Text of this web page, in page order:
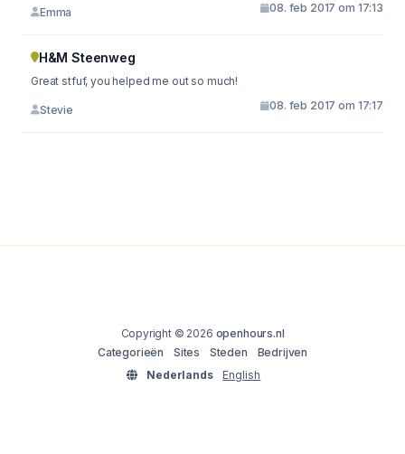
Emma 08. feb 2017 om 17:13
H&M Steenweg
Great stfuf, you helped me out so much!
Stevie 08. feb 2017 om 17:17
Copyright © 2026 openhours.nl
Categorieën
Sites Steden
Bedrijven
Nederlands
English